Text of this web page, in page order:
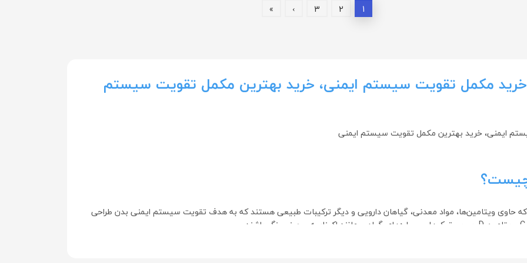
1
2
3
›
»
مکمل تقویت سیستم ایمنی، خرید بهترین مکمل تقویت سیستم
ایمنی، خرید بهترین مکمل تقویت سیستم ایمنی
ویتامین‌ها، مواد معدنی، گیاهان دارویی و دیگر ترکیبات طبیعی هستند که به هدف تقویت سیستم ایمنی بدن طراحی